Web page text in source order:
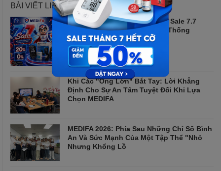
BÀI VIẾT LIÊN QUAN
Đếm Ngược 2 Ngày: Siêu Tiệc Sale 7.7
Chính Thức Kích Hoạt Tại Hệ Thống
MEDIFA
Khi Các "Ông Lớn" Bắt Tay: Lời Khẳng
Định Cho Sự An Tâm Tuyệt Đối Khi Lựa
Chọn MEDIFA
MEDIFA 2026: Phía Sau Những Chỉ Số Bình
An Và Sức Mạnh Của Một Tập Thể "Nhỏ
Nhưng Khổng Lồ